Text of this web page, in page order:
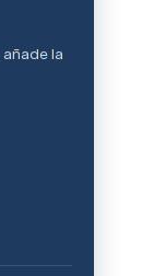
añade la